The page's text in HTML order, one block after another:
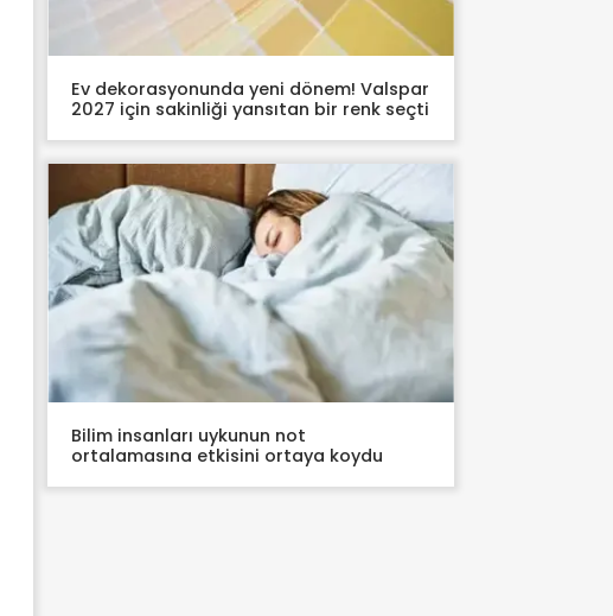
Ev dekorasyonunda yeni dönem! Valspar
2027 için sakinliği yansıtan bir renk seçti
Bilim insanları uykunun not
ortalamasına etkisini ortaya koydu